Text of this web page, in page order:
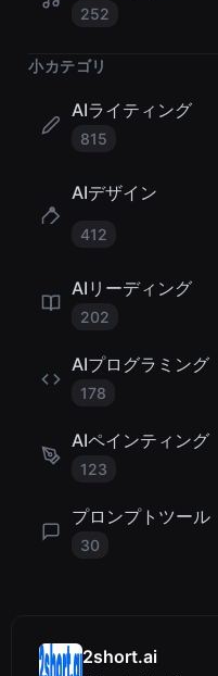
252
小カテゴリ
AIライティング
815
AIデザイン
412
AIリーディング
202
AIプログラミング
178
AIペインティング
123
プロンプトツール
30
2short.ai